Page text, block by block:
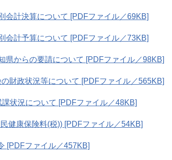
会計決算について [PDFファイル／69KB]
会計予算について [PDFファイル／73KB]
県からの要請について [PDFファイル／98KB]
財政状況等について [PDFファイル／565KB]
状況について [PDFファイル／48KB]
健康保険料(税)) [PDFファイル／54KB]
[PDFファイル／457KB]